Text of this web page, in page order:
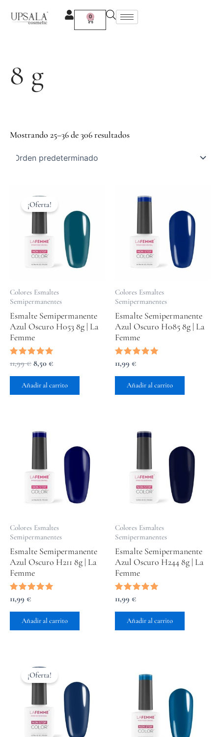
contenido
0
Carrito
8 g
Mostrando 25–36 de 306 resultados
¡Oferta!
Colores Esmaltes
Semipermanentes
Esmalte Semipermanente
Azul Oscuro H053 8g | La
Femme
Valorado
con
5.00
de 5
11,99€
precio
original
11,99 €.
8,50 €
actual
8,50 €.
Añadir al carrito
Colores Esmaltes
Semipermanentes
Esmalte Semipermanente
Azul Oscuro H085 8g | La
Femme
Valorado
con
5.00
de 5
11,99 €
Añadir al carrito
Colores Esmaltes
Semipermanentes
Esmalte Semipermanente
Azul Oscuro H211 8g | La
Femme
Valorado
con
5.00
de 5
11,99 €
Añadir al carrito
Colores Esmaltes
Semipermanentes
Esmalte Semipermanente
Azul Oscuro H244 8g | La
Femme
Valorado
con
5.00
de 5
11,99 €
Añadir al carrito
¡Oferta!
precio
original
11,99 €.
actual
8,50 €.